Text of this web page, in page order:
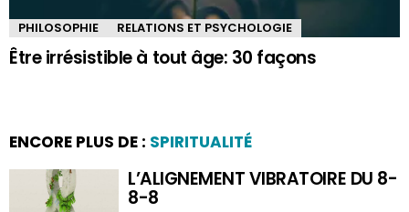
PHILOSOPHIE RELATIONS ET PSYCHOLOGIE
Être irrésistible à tout âge: 30 façons
ENCORE PLUS DE : SPIRITUALITÉ
L’ALIGNEMENT VIBRATOIRE DU 8-
8-8